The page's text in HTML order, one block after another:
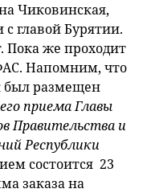
Чиковинская,
с главой Бурятии.
Пока же проходит
Напомним, что
был размещен
приема Главы
Правительства и
Республики
состоится 23
заказа на